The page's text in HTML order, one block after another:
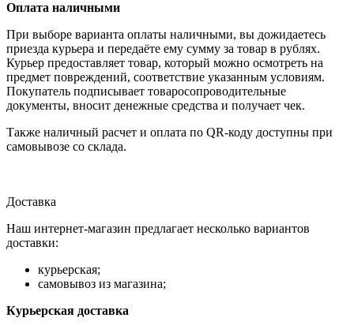
Оплата наличными
При выборе варианта оплаты наличными, вы дожидаетесь
приезда курьера и передаёте ему сумму за товар в рублях.
Курьер предоставляет товар, который можно осмотреть на
предмет повреждений, соответствие указанным условиям.
Покупатель подписывает товаросопроводительные
документы, вносит денежные средства и получает чек.
Также наличный расчет и оплата по QR-коду доступны при
самовывозе со склада.
Доставка
Наш интернет-магазин предлагает несколько вариантов
доставки:
курьерская;
самовывоз из магазина;
Курьерская доставка